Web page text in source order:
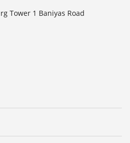
Tower 1 Baniyas Road